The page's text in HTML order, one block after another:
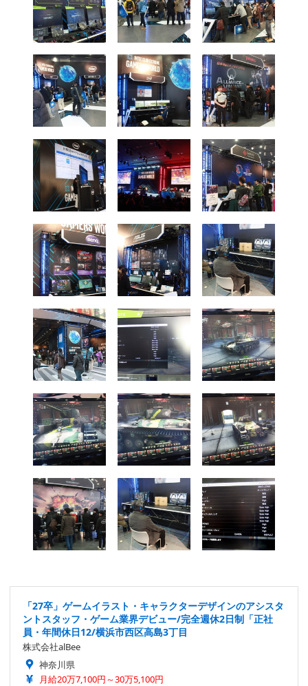
「27卒」ゲームイラスト・キャラクターデザインのアシスタ
ントスタッフ・ゲーム業界デビュー/完全週休2日制「正社
員・年間休日12/横浜市西区高島3丁目
株式会社alBee
神奈川県
月給20万7,100円～30万5,100円